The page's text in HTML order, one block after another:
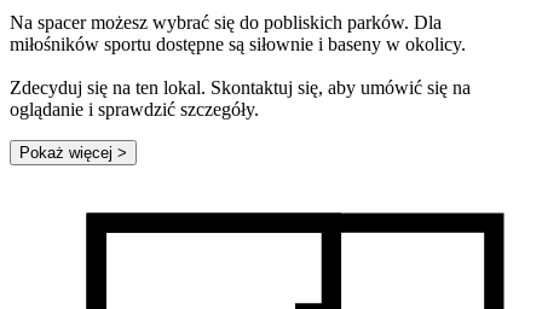
Na spacer możesz wybrać się do pobliskich parków. Dla
miłośników sportu dostępne są siłownie i baseny w okolicy.
Zdecyduj się na ten lokal. Skontaktuj się, aby umówić się na
oglądanie i sprawdzić szczegóły.
Pokaż więcej >